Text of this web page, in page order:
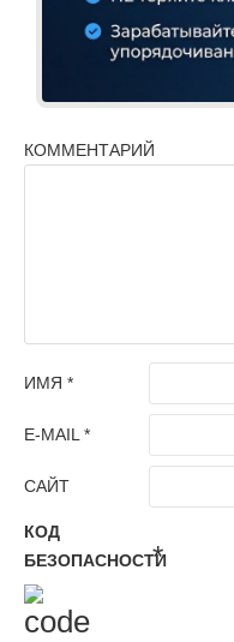
КОММЕНТАРИЙ
ИМЯ *
E-MAIL *
САЙТ
КОД
БЕЗОПАСНОСТИ
*